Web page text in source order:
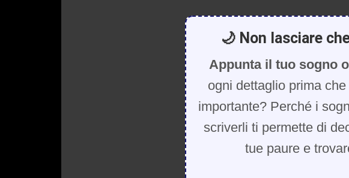
🌙 Non lasciare
Appunta il tuo sogno
ogni dettaglio prima
importante? Perché i
scriverli ti permette di
tue paure e